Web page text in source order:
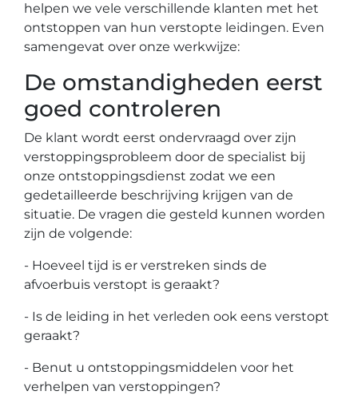
helpen we vele verschillende klanten met het
ontstoppen van hun verstopte leidingen. Even
samengevat over onze werkwijze:
De omstandigheden eerst
goed controleren
De klant wordt eerst ondervraagd over zijn
verstoppingsprobleem door de specialist bij
onze ontstoppingsdienst zodat we een
gedetailleerde beschrijving krijgen van de
situatie. De vragen die gesteld kunnen worden
zijn de volgende:
- Hoeveel tijd is er verstreken sinds de
afvoerbuis verstopt is geraakt?
- Is de leiding in het verleden ook eens verstopt
geraakt?
- Benut u ontstoppingsmiddelen voor het
verhelpen van verstoppingen?